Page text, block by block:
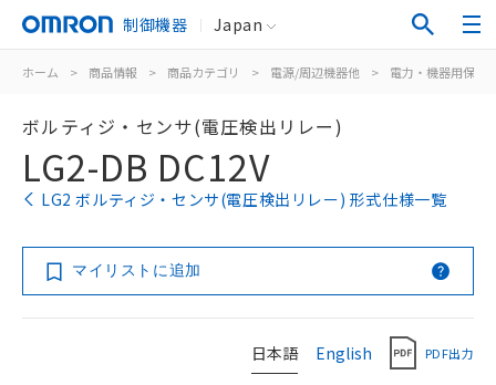
制御機器 Japan
ホーム > 商品情報 > 商品カテゴリ > 電源/周辺機器他 > 電力・機器用保護
ボルティジ・センサ(電圧検出リレー)
LG2-DB DC12V
LG2 ボルティジ・センサ(電圧検出リレー) 形式仕様一覧
マイリストに追加
日本語 English PDF出力